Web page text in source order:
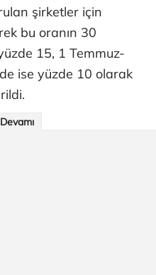
şirketler için
bu oranın 30
15, 1 Temmuz-
ise yüzde 10 olarak